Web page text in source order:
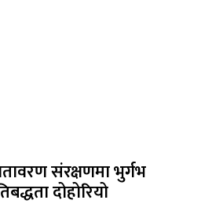
संरक्षणमा भुर्गभ
दोहोरियो